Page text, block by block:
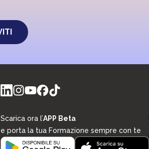
Scarica ora l’APP Beta
e porta la tua Formazione sempre con te